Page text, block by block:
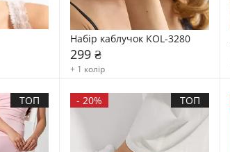
Набір каблучок KOL-3280
299 ₴
+ 1 колір
ТОП - 20% ТОП